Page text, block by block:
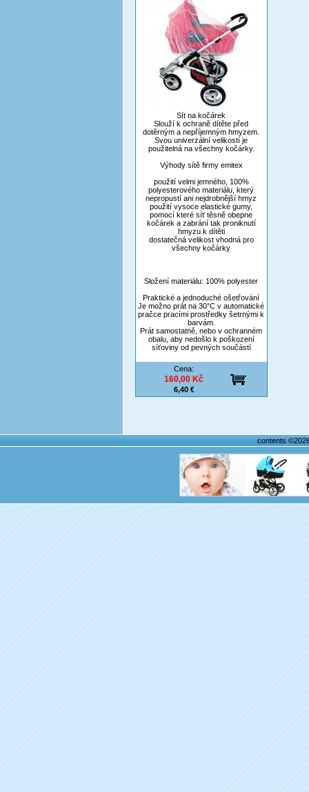
Sít na kočárek
Slouží k ochraně dítěte před
dotěrným a nepříjemným hmyzem.
Svou univerzální velikostí je
použitelná na všechny kočárky.
Výhody sítě firmy emitex
použití velmi jemného, 100%
polyesterového materiálu, který
nepropustí ani nejdrobnější hmyz
použití vysoce elastické gumy,
pomocí které síť těsně obepne
kočárek a zabrání tak proniknutí
hmyzu k dítěti
dostatečná velikost vhodná pro
všechny kočárky
Složení materiálu: 100% polyester
Praktické a jednoduché ošetřování
Je možno prát na 30°C v automatické
pračce pracími prostředky šetrnými k
barvám.
Prát samostatně, nebo v ochranném
obalu, aby nedošlo k poškození
síťoviny od pevných součástí
Cena:
160,00 Kč
6,40 €
contents